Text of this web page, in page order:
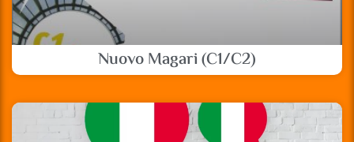
Nuovo Magari (C1/C2)